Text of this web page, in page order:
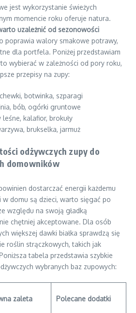
jest wykorzystanie świeżych
momencie roku oferuje natura.
uzależnić od sezonowości
poprawia walory smakowe potrawy,
dla portfela. Poniżej przedstawiam
wybierać w zależności od pory roku,
przepisy na zupy:
botwinka, szparagi
bób, ogórki gruntowe
leśne, kalafior, brokuły
brukselka, jarmuż
odżywczych zupy do
domowników
dostarczać energii każdemu
w domu są dzieci, warto sięgać po
względu na swoją gładką
chętniej akceptowane. Dla osób
większej dawki białka sprawdzą się
roślin strączkowych, takich jak
tabela przedstawia szybkie
wybranych baz zupowych:
zaleta Polecane dodatki